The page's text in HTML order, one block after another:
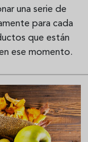
una serie de
para cada
que están
ese momento.